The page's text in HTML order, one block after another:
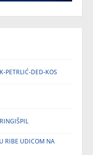
PETRLIĆ-DED-KOS
RIBE UDICOM NA